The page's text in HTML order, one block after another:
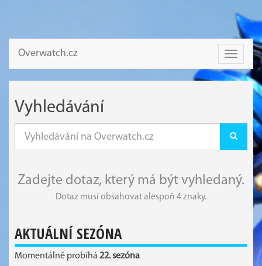
Toggle
Overwatch.cz
Vyhledávání
Zadejte dotaz, který má být vyhledaný.
Dotaz musí obsahovat alespoň 4 znaky.
AKTUÁLNÍ SEZÓNA
Momentálně probíhá 22. sezóna